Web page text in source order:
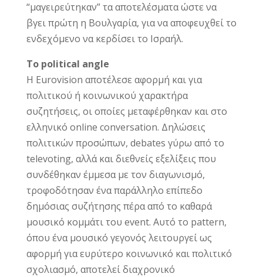
“μαγειρεύτηκαν” τα αποτελέσματα ώστε να
βγει πρώτη η Βουλγαρία, για να αποφευχθεί το
ενδεχόμενο να κερδίσει το Ισραήλ.
Το political angle
Η Eurovision αποτέλεσε αφορμή και για
πολιτικού ή κοινωνικού χαρακτήρα
συζητήσεις, οι οποίες μεταφέρθηκαν και στο
ελληνικό online conversation. Δηλώσεις
πολιτικών προσώπων, debates γύρω από το
televoting, αλλά και διεθνείς εξελίξεις που
συνδέθηκαν έμμεσα με τον διαγωνισμό,
τροφοδότησαν ένα παράλληλο επίπεδο
δημόσιας συζήτησης πέρα από το καθαρά
μουσικό κομμάτι του event. Αυτό το pattern,
όπου ένα μουσικό γεγονός λειτουργεί ως
αφορμή για ευρύτερο κοινωνικό και πολιτικό
σχολιασμό, αποτελεί διαχρονικό